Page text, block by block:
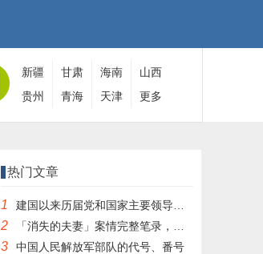
新疆 甘肃 海南
山西
贵州
青海 天津 更多
热门文章
1 建国以来历届党和国家主要领导人全名单
2 「消失的夫妻」案情完整笔录，凶手灭绝人性！|杀人狂魔004
3
中国人民解放军部队的代号、番号